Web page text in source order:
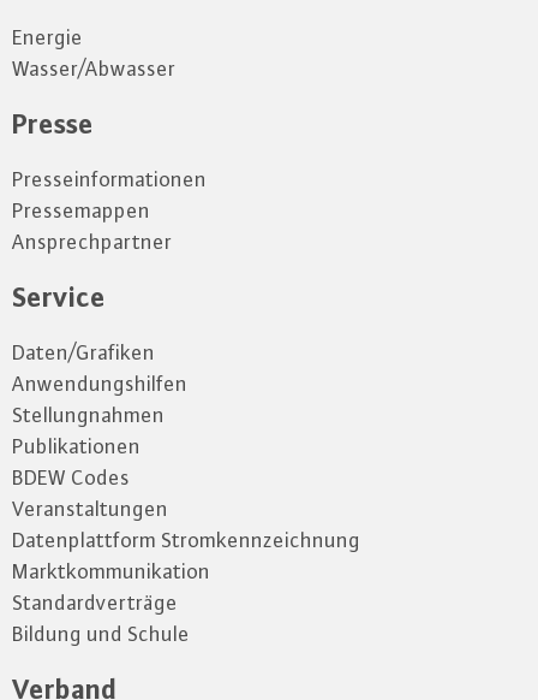
Energie
Wasser/Abwasser
Presse
Presseinformationen
Pressemappen
Ansprechpartner
Service
Daten/Grafiken
Anwendungshilfen
Stellungnahmen
Publikationen
BDEW Codes
Veranstaltungen
Datenplattform Stromkennzeichnung
Marktkommunikation
Standardverträge
Bildung und Schule
Verband